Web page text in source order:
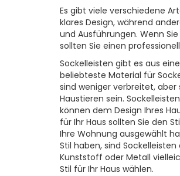
Es gibt viele verschiedene
klares Design, während
und Ausführungen. Wenn
sollten Sie einen
Sockelleisten gibt es aus
beliebteste Material für
sind weniger verbreitet,
Haustieren sein.
können dem Design Ihres
für Ihr Haus sollten Sie den
Ihre Wohnung ausgewählt
Stil haben, sind
Kunststoff oder Metall
Stil für Ihr Haus wählen.